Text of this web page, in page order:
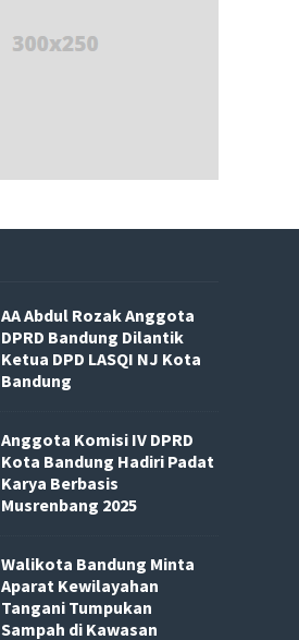
AA Abdul Rozak Anggota
DPRD Bandung Dilantik
Ketua DPD LASQI NJ Kota
Bandung
Anggota Komisi IV DPRD
Kota Bandung Hadiri Padat
Karya Berbasis
Musrenbang 2025
Walikota Bandung Minta
Aparat Kewilayahan
Tangani Tumpukan
Sampah di Kawasan